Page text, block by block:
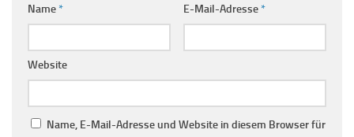
Name* E-Mail-Adresse*
Website
Name, E-Mail-Adresse und Website in diesem Browser für